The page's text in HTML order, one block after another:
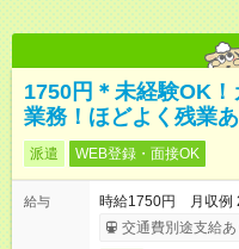
1750円＊未経験OK
業務！ほどよく残業
派遣 WEB登録・面接OK
給与
時給1750円 月収例
交通費別途支給あ